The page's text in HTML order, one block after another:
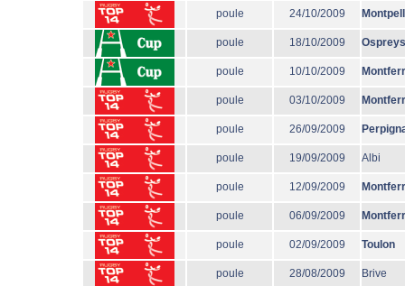
poule 24/10/2009
poule 18/10/2009 Ospreys
poule 10/10/2009
poule 03/10/2009
poule 26/09/2009
poule 19/09/2009 Albi
poule 12/09/2009
poule 06/09/2009
poule 02/09/2009 Toulon
poule 28/08/2009 Brive